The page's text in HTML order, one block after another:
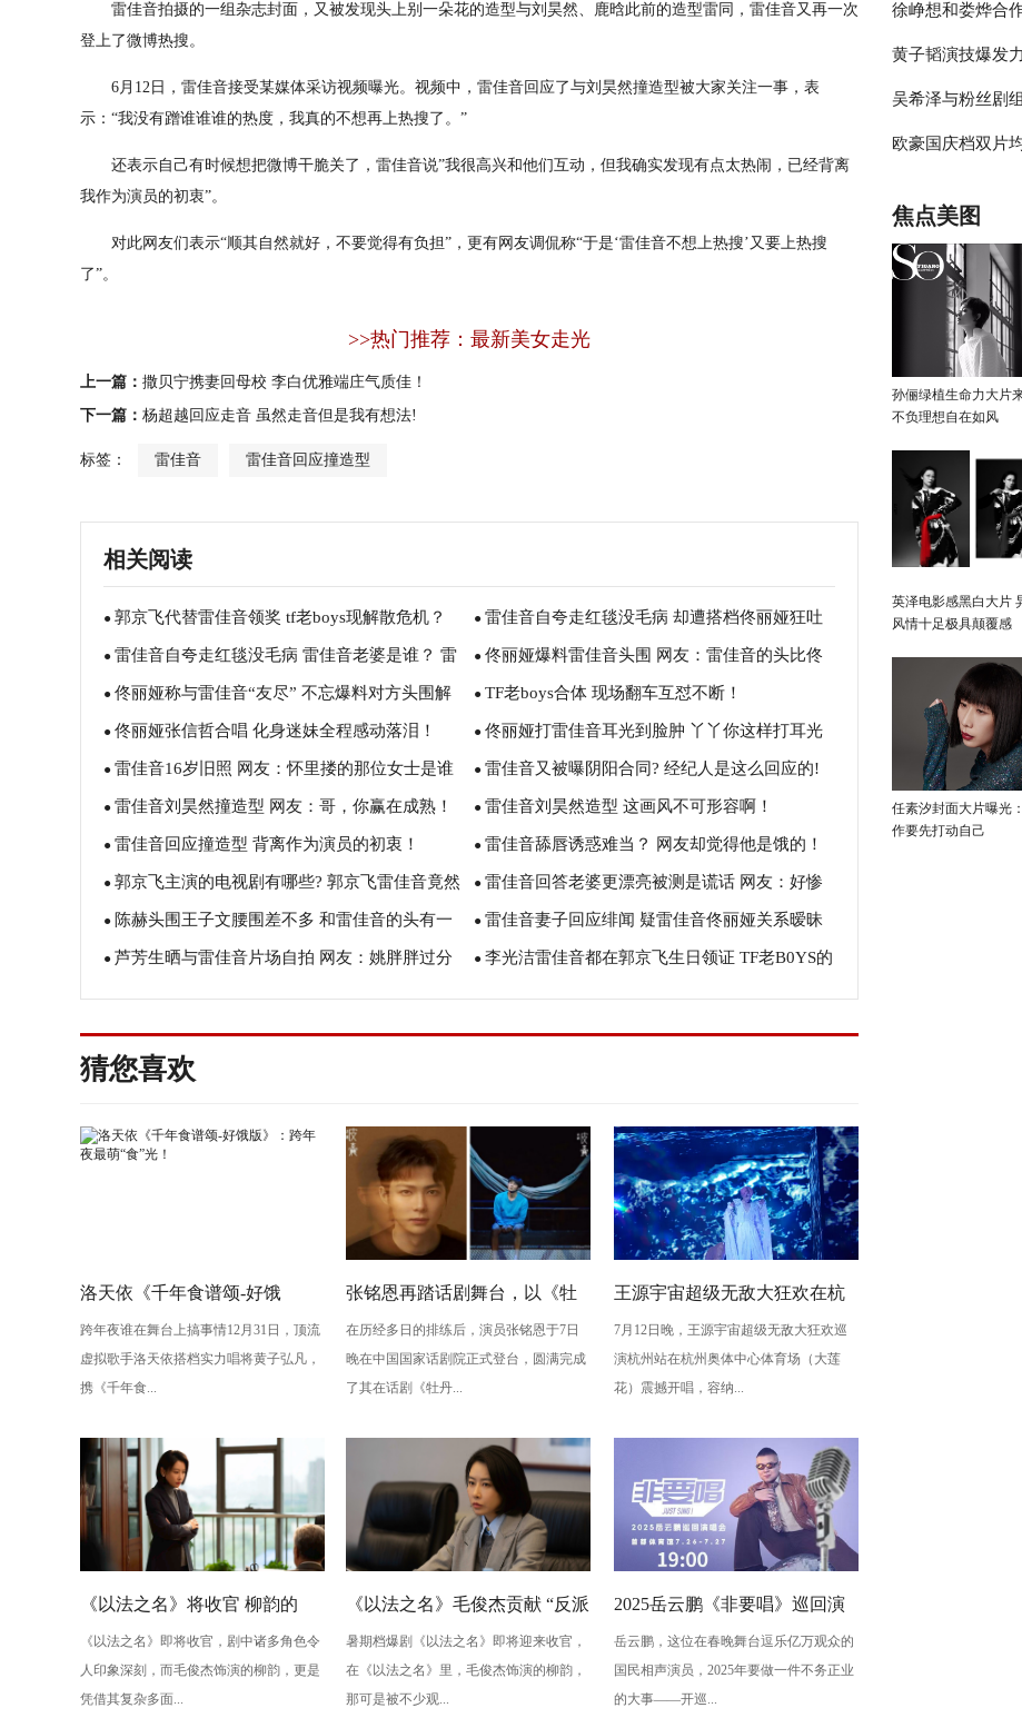
雷佳音拍摄的一组杂志封面，又被发现头上别一朵花的造型与刘昊然、鹿晗此前的造型雷同，雷佳音又再一次
登上了微博热搜。
6月12日，雷佳音接受某媒体采访视频曝光。视频中，雷佳音回应了与刘昊然撞造型被大家关注一事，表
示：“我没有蹭谁谁谁的热度，我真的不想再上热搜了。”
还表示自己有时候想把微博干脆关了，雷佳音说”我很高兴和他们互动，但我确实发现有点太热闹，已经背离
我作为演员的初衷”。
对此网友们表示“顺其自然就好，不要觉得有负担”，更有网友调侃称“于是‘雷佳音不想上热搜’又要上热搜
了”。
>>热门推荐：最新美女走光
上一篇： 撒贝宁携妻回母校 李白优雅端庄气质佳！
下一篇： 杨超越回应走音 虽然走音但是我有想法!
标签： 雷佳音 雷佳音回应撞造型
相关阅读
● 郭京飞代替雷佳音领奖 tf老boys现解散危机？ ● 雷佳音自夸走红毯没毛病 却遭搭档佟丽娅狂吐
槽
● 雷佳音自夸走红毯没毛病 雷佳音老婆是谁？ 雷
佳音演过的电视剧有哪些？
● 佟丽娅爆料雷佳音头围 网友：雷佳音的头比佟
丽娅的腰还粗！
● 佟丽娅称与雷佳音“友尽” 不忘爆料对方头围解
气
● TF老boys合体 现场翻车互怼不断！
● 佟丽娅张信哲合唱 化身迷妹全程感动落泪！ ● 佟丽娅打雷佳音耳光到脸肿 丫丫你这样打耳光
真的好吗？
● 雷佳音16岁旧照 网友：怀里搂的那位女士是谁
啊？
● 雷佳音又被曝阴阳合同? 经纪人是这么回应的!
● 雷佳音刘昊然撞造型 网友：哥，你赢在成熟！ ● 雷佳音刘昊然造型 这画风不可形容啊！
● 雷佳音回应撞造型 背离作为演员的初衷！ ● 雷佳音舔唇诱惑难当？ 网友却觉得他是饿的！
● 郭京飞主演的电视剧有哪些? 郭京飞雷佳音竟然
是这样的关系！
● 雷佳音回答老婆更漂亮被测是谎话 网友：好惨
一男的！
● 陈赫头围王子文腰围差不多 和雷佳音的头有一
拼！
● 雷佳音妻子回应绯闻 疑雷佳音佟丽娅关系暧昧
● 芦芳生晒与雷佳音片场自拍 网友：姚胖胖过分
可爱！
● 李光洁雷佳音都在郭京飞生日领证 TF老B0YS的
塑料兄弟情！
猜您喜欢
洛天依《千年食谱颂-好饿
版》：跨年夜最萌“食”光！
跨年夜谁在舞台上搞事情12月31日，顶流
虚拟歌手洛天依搭档实力唱将黄子弘凡，
携《千年食...
张铭恩再踏话剧舞台，以《牡
丹亭上三生路》续写古典深
情，全新演绎“柳梦梅”至情至
在历经多日的排练后，演员张铭恩于7日
晚在中国国家话剧院正式登台，圆满完成
了其在话剧《牡丹...
王源宇宙超级无敌大狂欢在杭
州开唱 用心细节诠释双向奔赴
的爱
7月12日晚，王源宇宙超级无敌大狂欢巡
演杭州站在杭州奥体中心体育场（大莲
花）震撼开唱，容纳...
《以法之名》将收官 柳韵的
“蠢” 让毛俊杰重回巅峰
《以法之名》即将收官，剧中诸多角色令
人印象深刻，而毛俊杰饰演的柳韵，更是
凭借其复杂多面...
《以法之名》毛俊杰贡献 “反派
级” 演技？柳韵的 “蠢” 是表演
的胜利！
暑期档爆剧《以法之名》即将迎来收官，
在《以法之名》里，毛俊杰饰演的柳韵，
那可是被不少观...
2025岳云鹏《非要唱》巡回演
唱会北京站：用音乐讲最朴素
的真心话
岳云鹏，这位在春晚舞台逗乐亿万观众的
国民相声演员，2025年要做一件不务正业
的大事——开巡...
绎春日太阳男神
徐峥想和娄烨合
大剧院》却宣布
黄子韬演技爆发
年》收官在即
吴希泽与粉丝剧
来可期
欧豪国庆档双片
焦点美图
孙俪绿植生命力大片
不负理想自在如风
英泽电影感黑白大片
风情十足极具颠覆感
任素汐封面大片曝光
作要先打动自己